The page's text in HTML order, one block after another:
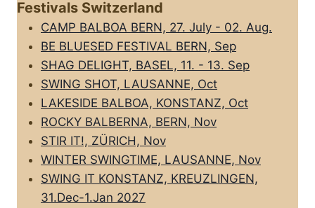
Festivals Switzerland
CAMP BALBOA BERN, 27. July - 02. Aug.
BE BLUESED FESTIVAL BERN, Sep
SHAG DELIGHT, BASEL, 11. - 13. Sep
SWING SHOT, LAUSANNE, Oct
LAKESIDE BALBOA, KONSTANZ, Oct
ROCKY BALBERNA, BERN, Nov
STIR IT!, ZÜRICH, Nov
WINTER SWINGTIME, LAUSANNE, Nov
SWING IT KONSTANZ, KREUZLINGEN,
31.Dec-1.Jan 2027